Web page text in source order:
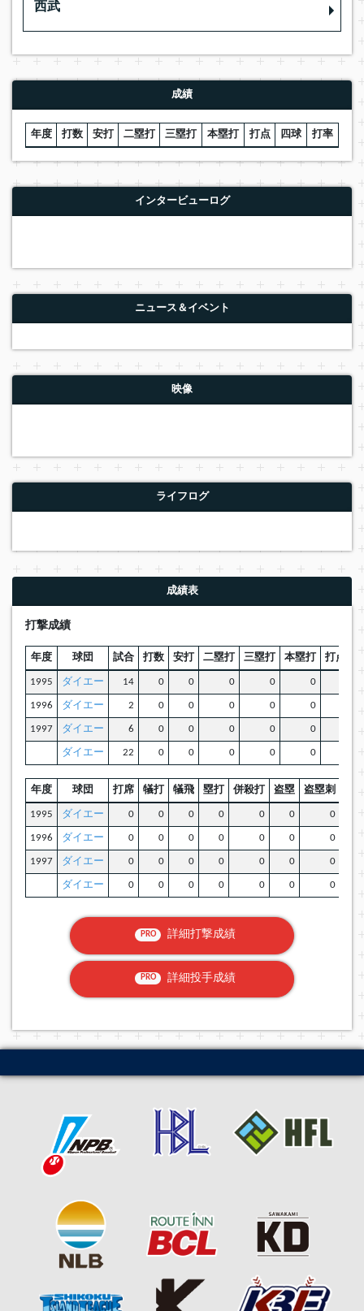
西武
成績
年度 打数 安打 二塁打 三塁打 本塁打 打点 四球 打率
インタービューログ
ニュース＆イベント
映像
ライフログ
成績表
打撃成績
年度 球団 試合 打数 安打 二塁打 三塁打 本塁打 打点
1995 ダイエー 14 0 0 0 0 0
1996 ダイエー 2 0 0 0 0 0
1997 ダイエー 6 0 0 0 0 0
ダイエー 22 0 0 0 0 0
年度 球団 打席 犠打 犠飛 塁打 併殺打 盗塁 盗塁刺
1995 ダイエー 0 0 0 0 0 0 0
1996 ダイエー 0 0 0 0 0 0 0
1997 ダイエー 0 0 0 0 0 0 0
ダイエー 0 0 0 0 0 0 0
PRO 詳細打撃成績
PRO 詳細投手成績